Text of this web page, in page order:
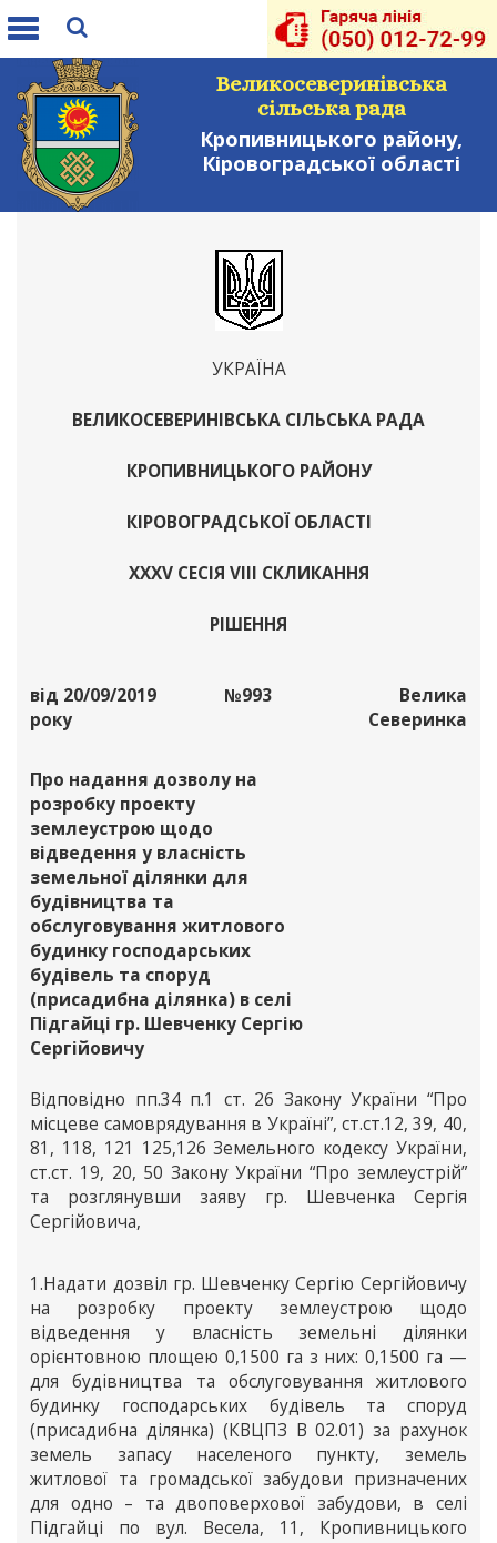
Toggle
Великосеверинівська
сільська рада
Кропивницького району,
Кіровоградської області
УКРАЇНА
ВЕЛИКОСЕВЕРИНІВСЬКА СІЛЬСЬКА РАДА
КРОПИВНИЦЬКОГО РАЙОНУ
КІРОВОГРАДСЬКОЇ ОБЛАСТІ
XХХV СЕСІЯ VIII СКЛИКАННЯ
РІШЕННЯ
від 20/09/2019
року
№993
Велика
Северинка
Про надання дозволу на
розробку проекту
землеустрою щодо
відведення у власність
земельної ділянки для
будівництва та
обслуговування житлового
будинку господарських
будівель та споруд
(присадибна ділянка) в селі
Підгайці гр. Шевченку Сергію
Сергійовичу
Відповідно пп.34 п.1 ст. 26 Закону України “Про
місцеве самоврядування в Україні”, ст.ст.12, 39, 40,
81, 118, 121 125,126 Земельного кодексу України,
ст.ст. 19, 20, 50 Закону України “Про землеустрій”
та розглянувши заяву гр. Шевченка Сергія
Сергійовича,
1.Надати дозвіл гр. Шевченку Сергію Сергійовичу
на розробку проекту землеустрою щодо
відведення у власність земельні ділянки
орієнтовною площею 0,1500 га з них: 0,1500 га —
для будівництва та обслуговування житлового
будинку господарських будівель та споруд
(присадибна ділянка) (КВЦПЗ В 02.01) за рахунок
земель запасу населеного пункту, земель
житлової та громадської забудови призначених
для одно – та двоповерхової забудови, в селі
Підгайці по вул. Весела, 11, Кропивницького